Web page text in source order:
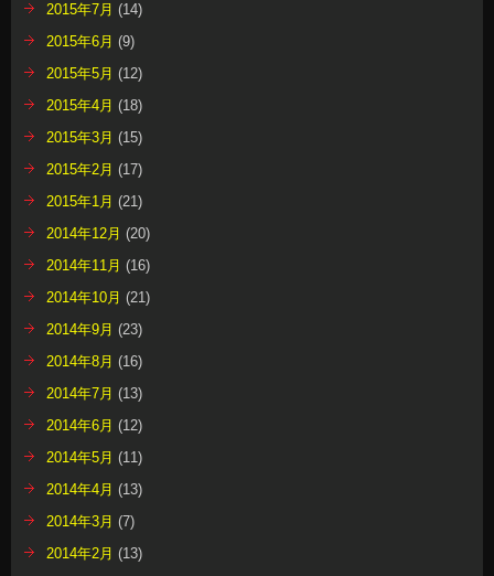
2015年7月 (14)
2015年6月 (9)
2015年5月 (12)
2015年4月 (18)
2015年3月 (15)
2015年2月 (17)
2015年1月 (21)
2014年12月 (20)
2014年11月 (16)
2014年10月 (21)
2014年9月 (23)
2014年8月 (16)
2014年7月 (13)
2014年6月 (12)
2014年5月 (11)
2014年4月 (13)
2014年3月 (7)
2014年2月 (13)